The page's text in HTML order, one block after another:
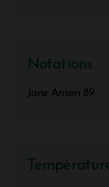
Notations
Jane Anson 89